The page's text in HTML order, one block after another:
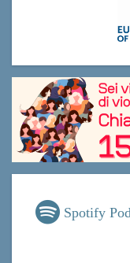
Spotify